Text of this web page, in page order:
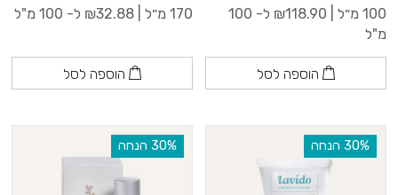
100 מ״ל | ₪118.90
ל- 100
מ"ל
הוספה לסל
170 מ״ל | ₪32.88 ל- 100 מ"ל
הוספה לסל
‫30% הנחה ‫30% הנחה